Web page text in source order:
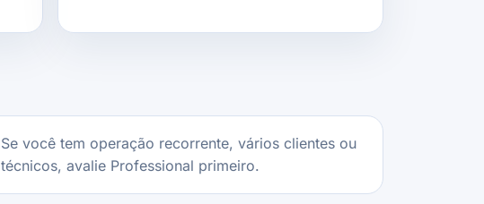
Se você tem operação recorrente, vários clientes ou
técnicos, avalie Professional primeiro.